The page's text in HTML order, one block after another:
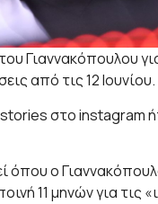
Γιαννακόπουλου
από τις 12 Ιουνίου.
στο instagram
όπου ο
11 μηνών για τις